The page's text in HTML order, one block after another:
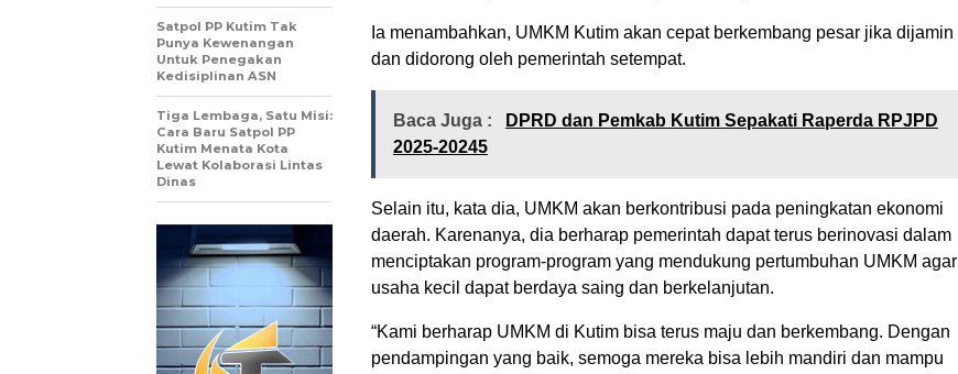
Ia menambahkan, UMKM Kutim akan cepat berkembang pesar jika dijamin
dan didorong oleh pemerintah setempat.
Baca Juga :
DPRD dan Pemkab Kutim Sepakati Raperda RPJPD
2025-20245
Selain itu, kata dia, UMKM akan berkontribusi pada peningkatan ekonomi
daerah. Karenanya, dia berharap pemerintah dapat terus berinovasi dalam
menciptakan program-program yang mendukung pertumbuhan UMKM agar
usaha kecil dapat berdaya saing dan berkelanjutan.
“Kami berharap UMKM di Kutim bisa terus maju dan berkembang. Dengan
pendampingan yang baik, semoga mereka bisa lebih mandiri dan mampu
Satpol PP Kutim Tak
Punya Kewenangan
Untuk Penegakan
Kedisiplinan ASN
Tiga Lembaga, Satu Misi:
Cara Baru Satpol PP
Kutim Menata Kota
Lewat Kolaborasi Lintas
Dinas